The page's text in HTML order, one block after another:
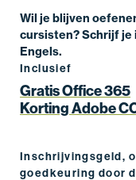
Wil je blijven
cursisten? Schrijf je
Engels.
Inclusief
Gratis Office 365
Korting Adobe
Inschrijvingsgeld,
goedkeuring door